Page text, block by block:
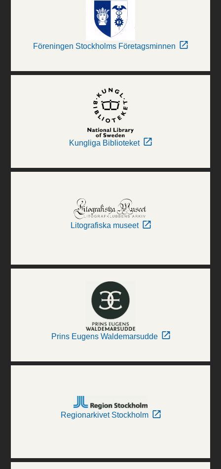
Föreningen Stockholms Företagsminnen
Kungliga Biblioteket
Litografiska museet
Prins Eugens Waldemarsudde
Regionarkivet Stockholm